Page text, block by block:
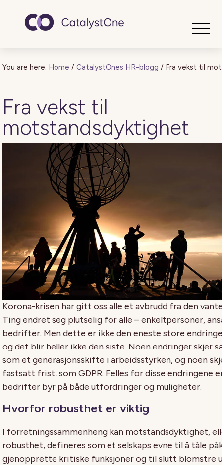
You are here: Home / CatalystOnes HR-blogg / Fra vekst til
Fra vekst til
motstandsdyktighet
Korona-krisen har gitt oss alle et avbrudd fra den
Ting endret seg plutselig for alle –enkeltpersoner,
bedrifter. Men dette er ikke den eneste store
og det blir heller ikke den siste. Noenendringerskjer
somet generasjonsskifte i arbeidsstyrken, og noen
fastsatt frist, som GDPR. Felles for disse endringene
bedrifter byr på både utfordringer og muligheter.
Hvorfor robusthet er viktig
I forretningssammenheng kan motstandsdyktighet,
robusthet,defineres som et selskaps evne til å tåle
gjenopprette kritiske funksjonerog til slutt blomstre